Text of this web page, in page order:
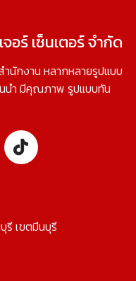
อร์ เซ็นเตอร์ จำกัด
ำนักงาน หลากหลายรูปแบบ
นำ มีคุณภาพ รูปแบบทัน
รี เขตมีนบุรี